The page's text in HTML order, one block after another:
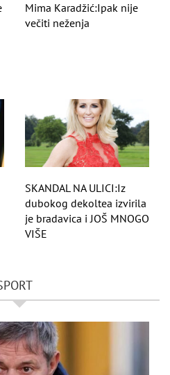
Mima Karadžić:Ipak nije
večiti neženja
SKANDAL NA ULICI:Iz
dubokog dekoltea izvirila
je bradavica i JOŠ MNOGO
VIŠE